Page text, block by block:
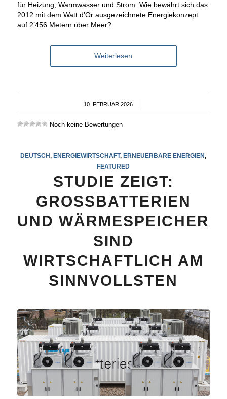
für Heizung, Warmwasser und Strom. Wie bewährt sich das
2012 mit dem Watt d’Or ausgezeichnete Energiekonzept
auf 2’456 Metern über Meer?
Weiterlesen
10. FEBRUAR 2026
/
Noch keine Bewertungen
DEUTSCH,ENERGIEWIRTSCHAFT,ERNEUERBARE ENERGIEN,
FEATURED
STUDIE ZEIGT:
GROSSBATTERIEN
UND WÄRMESPEICHER
SIND
WIRTSCHAFTLICH AM
SINNVOLLSTEN